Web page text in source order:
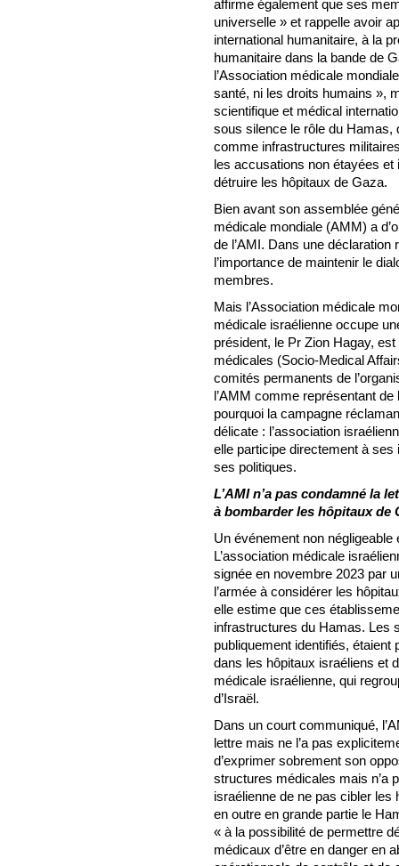
affirme également que ses
universelle » et rappelle avoir
international humanitaire, à la
humanitaire dans la bande de
l’Association médicale
santé, ni les droits humains »,
scientifique et médical
sous silence le rôle du Hamas,
comme infrastructures
les accusations non étayées et
détruire les hôpitaux de Gaza.
Bien avant son assemblée
médicale mondiale (AMM) a
de l’AMI. Dans une
l’importance de maintenir le
membres.
Mais l’Association médicale
médicale israélienne occupe
président, le Pr Zion Hagay,
médicales (Socio-Medical
comités permanents de
l’AMM comme représentant de
pourquoi la campagne
délicate : l’association
elle participe directement à ses
ses politiques.
L’AMI n’a pas condamné la
à bombarder les hôpitaux de
Un événement non négligeable
L’association médicale
signée en novembre 2023 par
l’armée à considérer les
elle estime que ces
infrastructures du Hamas. Les
publiquement identifiés,
dans les hôpitaux israéliens et
médicale israélienne, qui
d’Israël.
Dans un court communiqué,
lettre mais ne l’a pas
d’exprimer sobrement son
structures médicales mais n’a
israélienne de ne pas cibler
en outre en grande partie le
« à la possibilité de permettre
médicaux d’être en danger en